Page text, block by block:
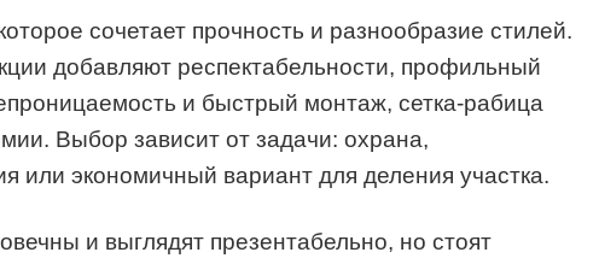
сочетает прочность и разнообразие стилей.
добавляют респектабельности, профильный
и быстрый монтаж, сетка-рабица
Выбор зависит от задачи: охрана,
или экономичный вариант для деления участка.
и выглядят презентабельно, но стоят